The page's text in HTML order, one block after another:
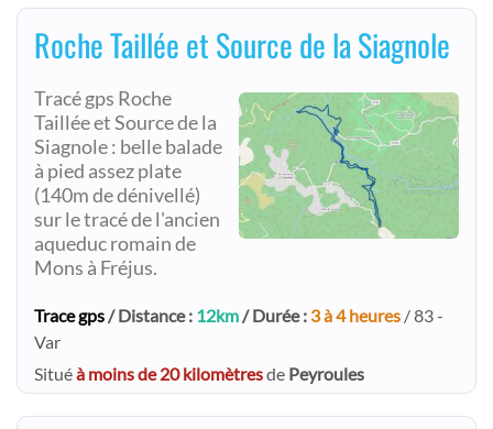
Roche Taillée et Source de la Siagnole
Tracé gps Roche
Taillée et Source de la
Siagnole : belle balade
à pied assez plate
(140m de dénivellé)
sur le tracé de l'ancien
aqueduc romain de
Mons à Fréjus.
Trace gps/ Distance : 12km/ Durée : 3 à 4 heures / 83 -
Var
Situéà moins de 20 kilomètresde Peyroules